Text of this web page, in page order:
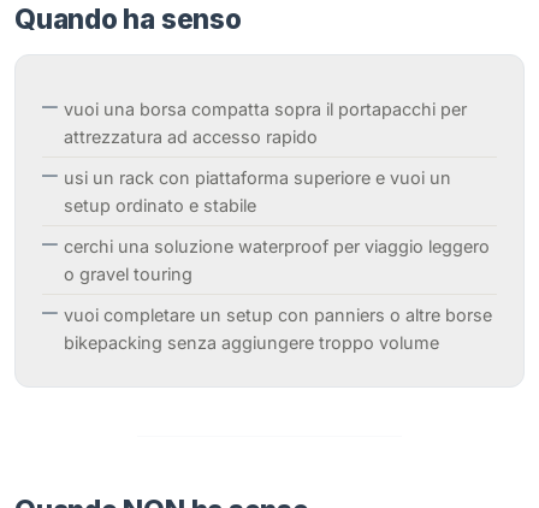
Quando ha senso
vuoi una borsa compatta sopra il portapacchi per
attrezzatura ad accesso rapido
usi un rack con piattaforma superiore e vuoi un
setup ordinato e stabile
cerchi una soluzione waterproof per viaggio leggero
o gravel touring
vuoi completare un setup con panniers o altre borse
bikepacking senza aggiungere troppo volume